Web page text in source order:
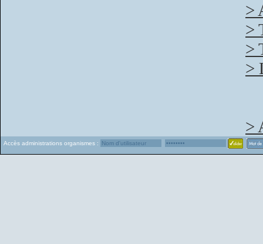
>
>
>
>
>
Accès administrations organismes :